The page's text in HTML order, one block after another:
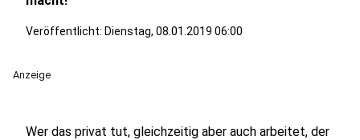
Veröffentlicht: Dienstag, 08.01.2019 06:00
Anzeige
Wer das privat tut, gleichzeitig aber auch arbeitet, der